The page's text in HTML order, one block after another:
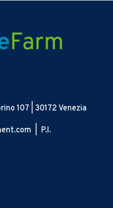
107 | 30172 Venezia
| P.I.